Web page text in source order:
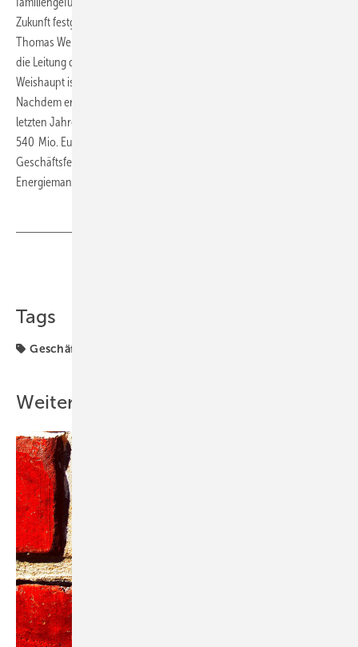
Zukunft festgelegt. Insbesondere mit der Berufung seines Sohnes
Thomas Weishaupt in die Geschäftsführung hat Siegfried Weishaupt
die Leitung des Unternehmens in Familienhand gesichert. Thomas
Weishaupt ist bereits seit über zehn Jahren im Unternehmen tätig.
Nachdem er zunächst den Auslandsvertrieb geleitet hatte, kam in den
letzten Jahren der Inlandsvertrieb mit dazu. Weishaupt ist mit über
540 Mio. Euro Umsatz eines der führenden Unternehmen in den
Geschäftsfeldern Energietechnik, Energiegewinnung und
Energiemanagement.
Tags
Geschäftsführung
Weitere Inhalte